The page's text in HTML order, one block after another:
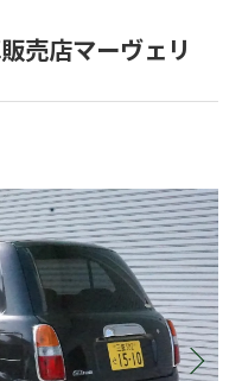
売店マーヴェリ